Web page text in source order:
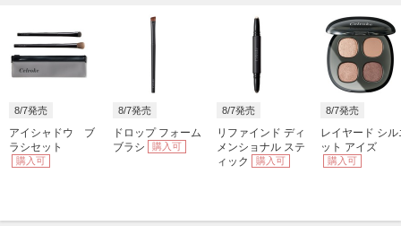
8/7発売
アイシャドウ ブ
ラシセット
購入可
8/7発売
ドロップ フォーム
ブラシ
購入可
8/7発売
リファインド ディ
メンショナル ステ
ィック
購入可
8/7発売
レイヤード シル
ット アイズ
購入可